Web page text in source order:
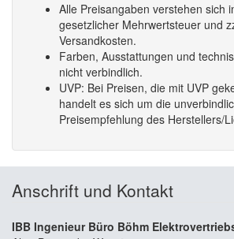
Alle Preisangaben verstehen sich
gesetzlicher Mehrwertsteuer und
Versandkosten.
Farben, Ausstattungen und
nicht verbindlich.
UVP: Bei Preisen, die mit UVP
handelt es sich um die
Preisempfehlung des Herstellers/
Anschrift und Kontakt
IBB Ingenieur Büro Böhm